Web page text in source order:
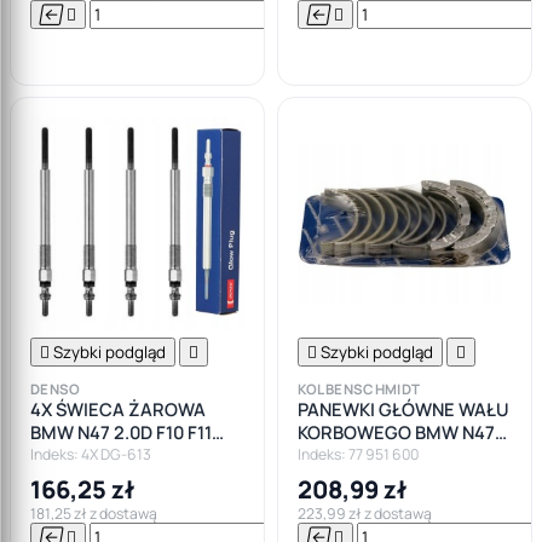
  

 
 Szybki podgląd 
DENSO
4X ŚWIECA ŻAROWA
BMW N47 2.0D F10 F11
F20 F30 F82
Indeks: 4X DG-613
166,25 zł
181,25 zł z dostawą
  
 Szybki podgląd 
KOLBENSCHMIDT
PANEWKI GŁÓWNE WAŁU
KORBOWEGO BMW N47
2.0D F10 F11 F20 F30 F82
Indeks: 77 951 600
208,99 zł
223,99 zł z dostawą
 